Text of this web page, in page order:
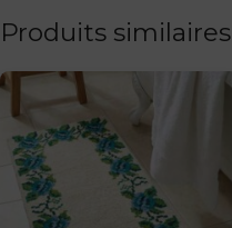
Produits similaires